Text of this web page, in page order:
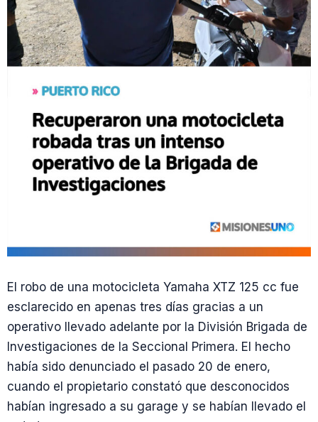
El robo de una motocicleta Yamaha XTZ 125 cc fue
esclarecido en apenas tres días gracias a un
operativo llevado adelante por la División Brigada de
Investigaciones de la Seccional Primera. El hecho
había sido denunciado el pasado 20 de enero,
cuando el propietario constató que desconocidos
habían ingresado a su garage y se habían llevado el